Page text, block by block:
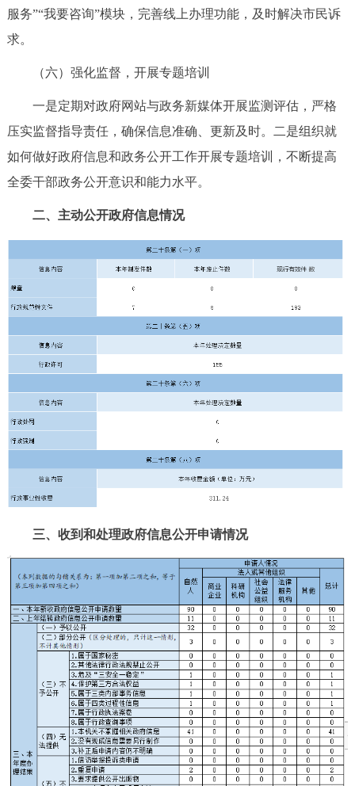
服务”“我要咨询”模块，完善线上办理功能，及时解决市民诉
求。
（六）强化监督，开展专题培训
一是定期对政府网站与政务新媒体开展监测评估，严格
压实监督指导责任，确保信息准确、更新及时。二是组织就
如何做好政府信息和政务公开工作开展专题培训，不断提高
全委干部政务公开意识和能力水平。
二、主动公开政府信息情况
三、收到和处理政府信息公开申请情况